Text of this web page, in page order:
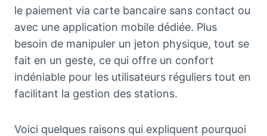
le paiement via carte bancaire sans contact ou
avec une application mobile dédiée. Plus
besoin de manipuler un jeton physique, tout se
fait en un geste, ce qui offre un confort
indéniable pour les utilisateurs réguliers tout en
facilitant la gestion des stations.
Voici quelques raisons qui expliquent pourquoi